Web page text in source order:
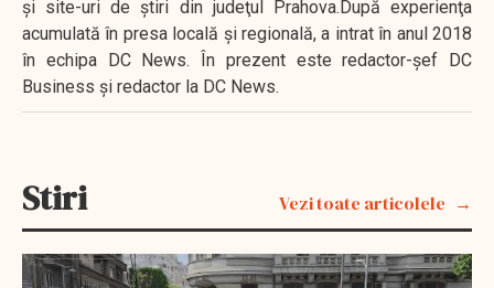
şi site-uri de ştiri din judeţul Prahova.După experienţa
acumulată în presa locală şi regională, a intrat în anul 2018
în echipa DC News. În prezent este redactor-şef DC
Business şi redactor la DC News.
Stiri Vezi toate articolele